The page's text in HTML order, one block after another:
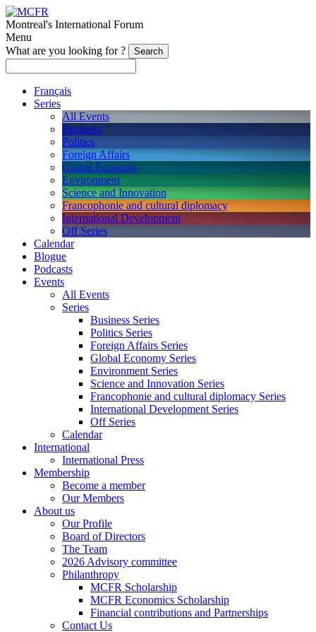
Montreal's International Forum
Menu
What are you looking for ?
Français
Series
All Events
Business
Politics
Foreign Affairs
Global Economy
Environment
Science and Innovation
Francophonie and cultural diplomacy
International Development
Off Series
Calendar
Blogue
Podcasts
Events
All Events
Series
Business Series
Politics Series
Foreign Affairs Series
Global Economy Series
Environment Series
Science and Innovation Series
Francophonie and cultural diplomacy Series
International Development Series
Off Series
Calendar
International
International Press
Membership
Become a member
Our Members
About us
Our Profile
Board of Directors
The Team
2026 Advisory committee
Philanthropy
MCFR Scholarship
MCFR Economics Scholarship
Financial contributions and Partnerships
Contact Us